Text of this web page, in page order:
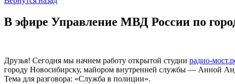
В эфире Управление МВД России по
Друзья! Сегодня мы начнем работу открытой студии радио-
городу Новосибирску, майором внутренней службы — Анной
Тема для разговора: «Служба в полиции».